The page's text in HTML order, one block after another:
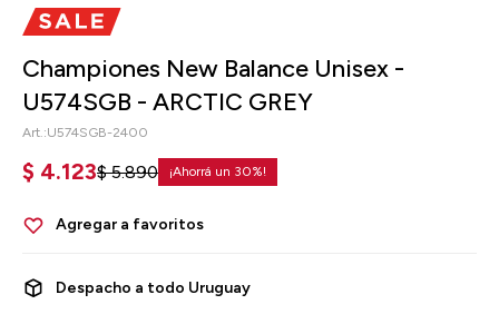
Championes New Balance Unisex -
U574SGB - ARCTIC GREY
U574SGB-2400
$ 4.123$ 5.890 30
Despacho a todo Uruguay